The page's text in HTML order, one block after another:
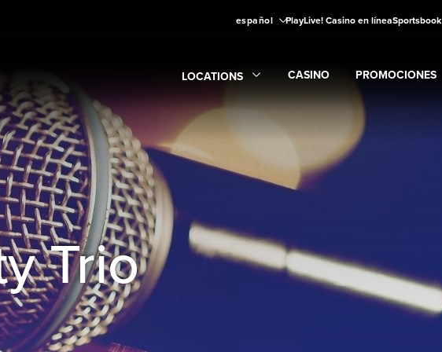
español PlayLive! Casino en líneaSportsbook
LOCATIONS
Expand Locationssubmenu
CASINO
Expand CASINO
PROMOCIONES
Expand
Trio